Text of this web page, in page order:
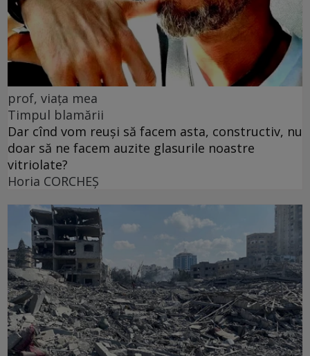
prof, viața mea
Timpul blamării
Dar cînd vom reuși să facem asta, constructiv, nu
doar să ne facem auzite glasurile noastre
vitriolate?
Horia CORCHEŞ